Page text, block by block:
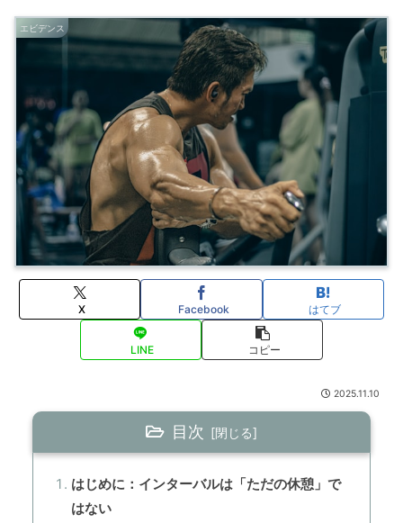
エビデンス
X Facebook はてブ
LINE コピー
2025.11.10
目次
はじめに：インターバルは「ただの休憩」で
はない